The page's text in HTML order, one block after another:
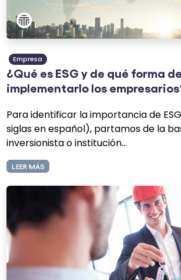
Empresa
¿Qué es ESG y de qué forma
implementarlo los
Para identificar la importancia de ESG
siglas en español), partamos de la
inversionista o institución...
LEER MÁS